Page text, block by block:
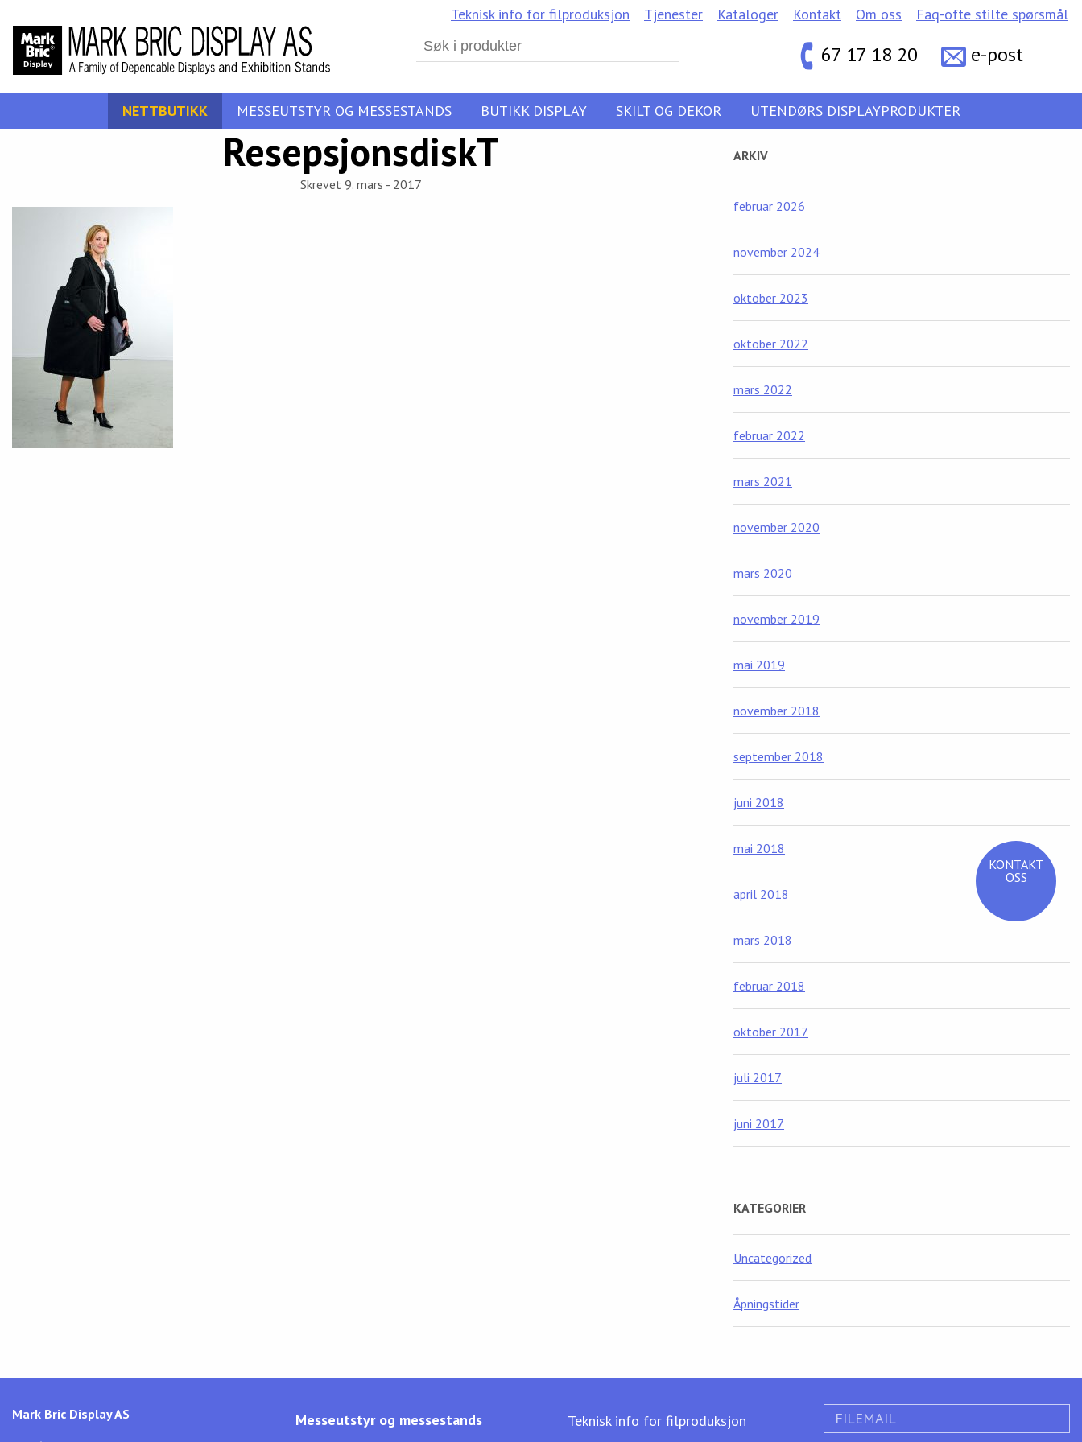
KONTAKT
OSS
Search
for:
67 17 18 20 e-post
Teknisk info for filproduksjon Tjenester Kataloger Kontakt Om oss Faq-ofte stilte spørsmål
NETTBUTIKK MESSEUTSTYR OG MESSESTANDS BUTIKK DISPLAY SKILT OG DEKOR UTENDØRS DISPLAYPRODUKTER
ResepsjonsdiskT
Skrevet 9. mars - 2017
ARKIV
februar 2026
november 2024
oktober 2023
oktober 2022
mars 2022
februar 2022
mars 2021
november 2020
mars 2020
november 2019
mai 2019
november 2018
september 2018
juni 2018
mai 2018
april 2018
mars 2018
februar 2018
oktober 2017
juli 2017
juni 2017
KATEGORIER
Uncategorized
Åpningstider
Messeutstyr og messestands Teknisk info for filproduksjon FILEMAIL
Mark Bric Display AS